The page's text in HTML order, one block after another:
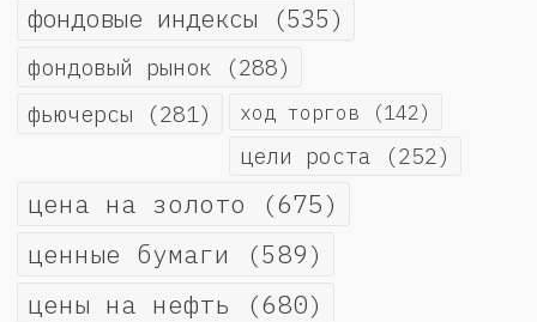
фондовые индексы (535)
фондовый рынок (288)
фьючерсы (281) ход торгов (142)
цели роста (252)
цена на золото (675)
ценные бумаги (589)
цены на нефть (680)